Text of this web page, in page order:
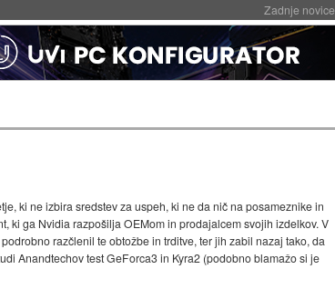
Zadnje novice
ki ne izbira sredstev za uspeh, ki ne da nič na posameznike in
ki ga Nvidia razpošilja OEMom in prodajalcem svojih izdelkov. V
razčlenil te obtožbe in trditve, ter jih zabil nazaj tako, da
Anandtechov test GeForca3 in Kyra2 (podobno blamažo si je